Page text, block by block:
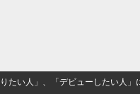
い人」、「デビューしたい人」